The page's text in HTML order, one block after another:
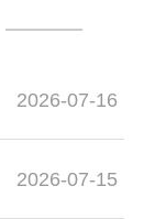
2026-07-16
2026-07-15